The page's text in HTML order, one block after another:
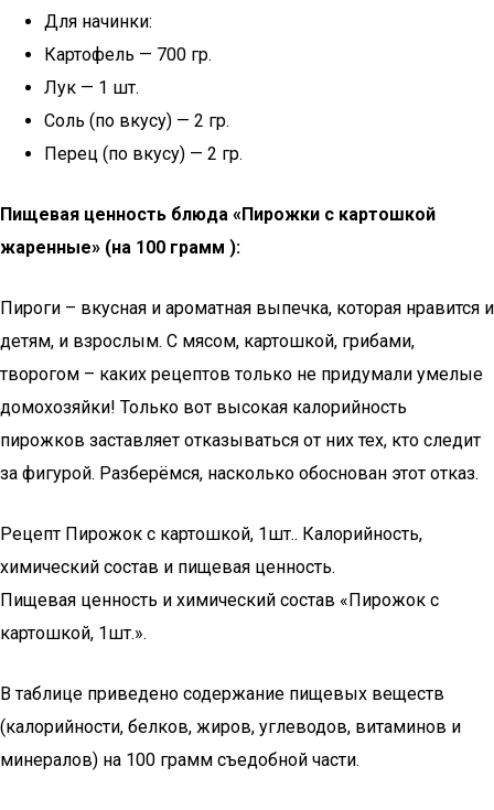
Для начинки:
Картофель — 700 гр.
Лук — 1 шт.
Соль (по вкусу) — 2 гр.
Перец (по вкусу) — 2 гр.
Пищевая ценность блюда «Пирожки с картошкой
жаренные» (на 100 грамм ):
Пироги – вкусная и ароматная выпечка, которая нравится и
детям, и взрослым. С мясом, картошкой, грибами,
творогом – каких рецептов только не придумали умелые
домохозяйки! Только вот высокая калорийность
пирожков заставляет отказываться от них тех, кто следит
за фигурой. Разберёмся, насколько обоснован этот отказ.
Рецепт Пирожок с картошкой, 1шт.. Калорийность,
химический состав и пищевая ценность.
Пищевая ценность и химический состав «Пирожок с
картошкой, 1шт.».
В таблице приведено содержание пищевых веществ
(калорийности, белков, жиров, углеводов, витаминов и
минералов) на 100 грамм съедобной части.